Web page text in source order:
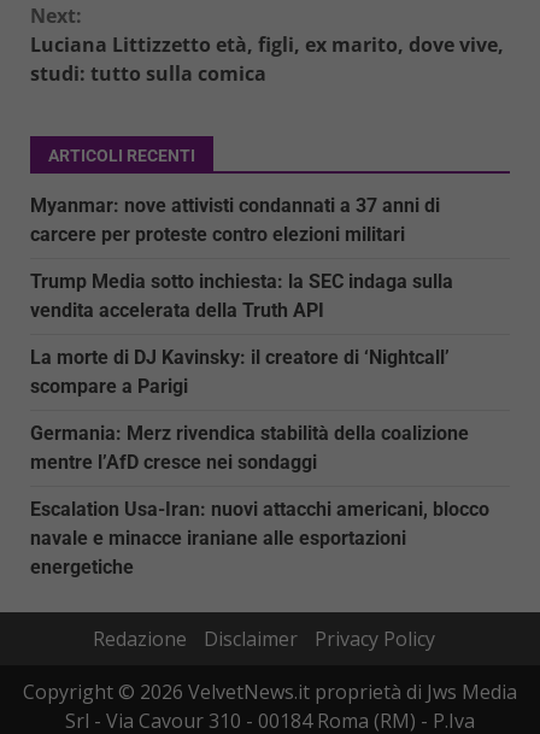
Next:
Luciana Littizzetto età, figli, ex marito, dove vive,
studi: tutto sulla comica
ARTICOLI RECENTI
Myanmar: nove attivisti condannati a 37 anni di
carcere per proteste contro elezioni militari
Trump Media sotto inchiesta: la SEC indaga sulla
vendita accelerata della Truth API
La morte di DJ Kavinsky: il creatore di ‘Nightcall’
scompare a Parigi
Germania: Merz rivendica stabilità della coalizione
mentre l’AfD cresce nei sondaggi
Escalation Usa-Iran: nuovi attacchi americani, blocco
navale e minacce iraniane alle esportazioni
energetiche
Redazione Disclaimer
Privacy Policy
Copyright © 2026 VelvetNews.it proprietà di Jws Media
Srl - Via Cavour 310 - 00184 Roma (RM) - P.Iva